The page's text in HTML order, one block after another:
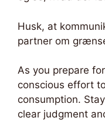
Husk, at
partner om
As you prepare
conscious effort
consumption.
clear judgment